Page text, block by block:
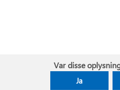
Var disse
Ja